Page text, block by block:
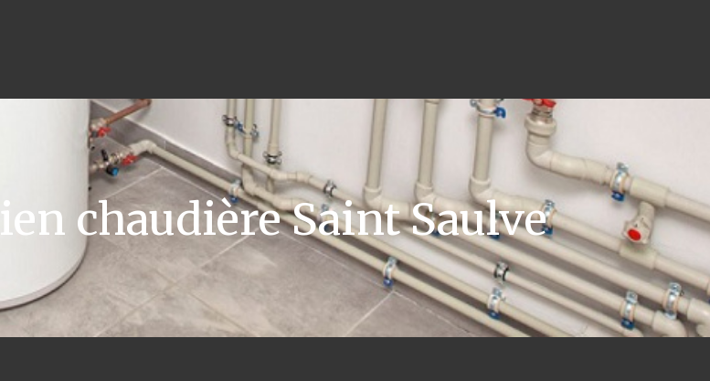
chaudière Saint Saulve